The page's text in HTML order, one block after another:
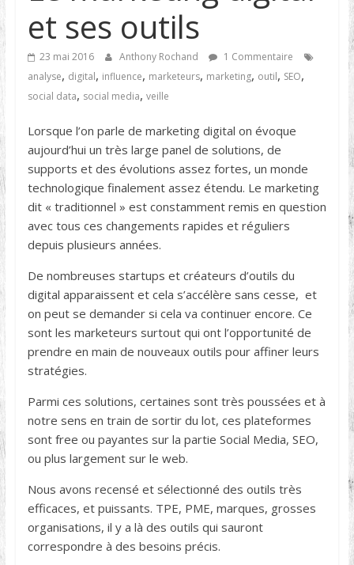
et ses outils
23 mai 2016 Anthony Rochand
1 Commentaire
analyse, digital, influence, marketeurs, marketing, outil, SEO,
social data, social media, veille
Lorsque l’on parle de marketing digital on évoque
aujourd’hui un très large panel de solutions, de
supports et des évolutions assez fortes, un monde
technologique finalement assez étendu. Le marketing
dit « traditionnel » est constamment remis en question
avec tous ces changements rapides et réguliers
depuis plusieurs années.
De nombreuses startups et créateurs d’outils du
digital apparaissent et cela s’accélère sans cesse, et
on peut se demander si cela va continuer encore. Ce
sont les marketeurs surtout qui ont l’opportunité de
prendre en main de nouveaux outils pour affiner leurs
stratégies.
Parmi ces solutions, certaines sont très poussées et à
notre sens en train de sortir du lot, ces plateformes
sont free ou payantes sur la partie Social Media, SEO,
ou plus largement sur le web.
Nous avons recensé et sélectionné des outils très
efficaces, et puissants. TPE, PME, marques, grosses
organisations, il y a là des outils qui sauront
correspondre à des besoins précis.